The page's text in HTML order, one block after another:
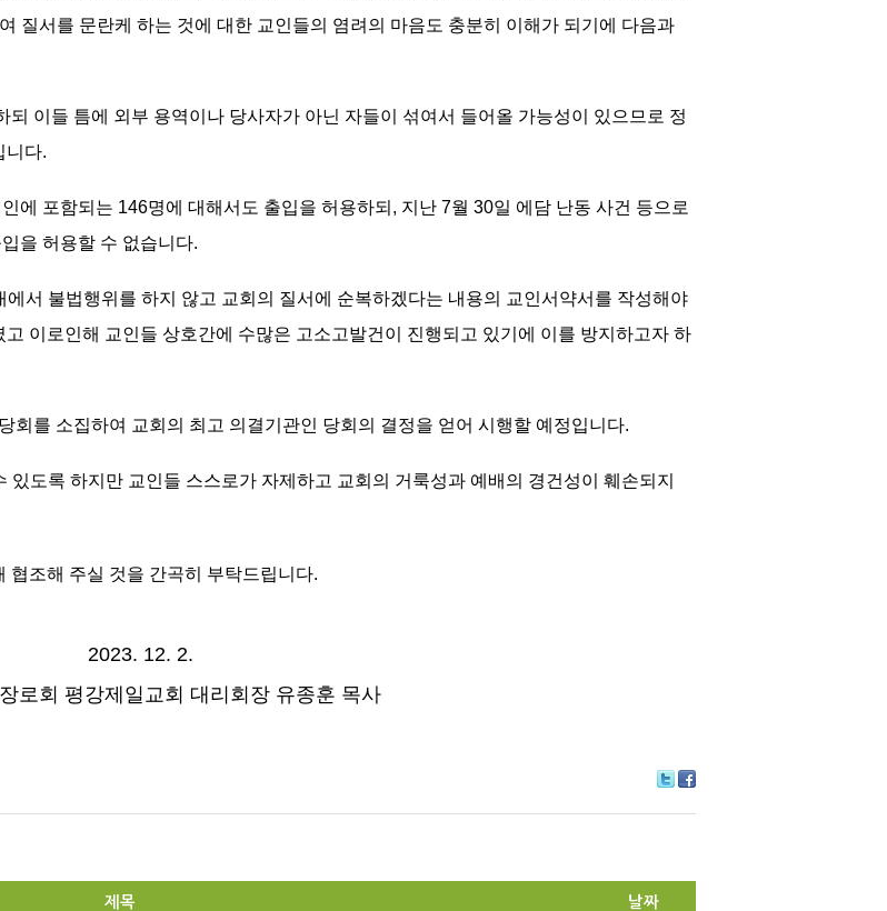
질서를 문란케 하는 것에 대한 교인들의 염려의 마음도 충분히 이해가 되기에 다음과
이들 틈에 외부 용역이나 당사자가 아닌 자들이 섞여서 들어올 가능성이 있으므로 정
니다.
에 포함되는 146명에 대해서도 출입을 허용하되, 지난 7월 30일 에담 난동 사건 등으로
을 허용할 수 없습니다.
서 불법행위를 하지 않고 교회의 질서에 순복하겠다는 내용의 교인서약서를 작성해야
이로인해 교인들 상호간에 수많은 고소고발건이 진행되고 있기에 이를 방지하고자 하
회를 소집하여 교회의 최고 의결기관인 당회의 결정을 얻어 시행할 예정입니다.
도록 하지만 교인들 스스로가 자제하고 교회의 거룩성과 예배의 경건성이 훼손되지
협조해 주실 것을 간곡히 부탁드립니다.
2023. 12. 2.
로회 평강제일교회 대리회장 유종훈 목사
itte ce
제목 날짜